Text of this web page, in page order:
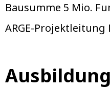
Bausumme 5 Mio.
ARGE-
Ausbildung